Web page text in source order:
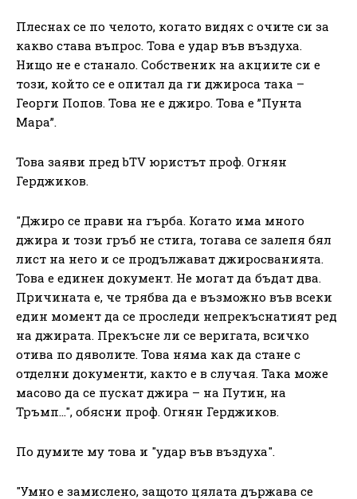
Плеснах се по челото, когато видях с очите си за
какво става въпрос. Това е удар във въздуха.
Нищо не е станало. Собственик на акциите си е
този, който се е опитал да ги джироса така –
Георги Попов. Това не е джиро. Това е ”Пунта
Мара”.
Това заяви пред bTV юристът проф. Огнян
Герджиков.
"Джиро се прави на гърба. Когато има много
джира и този гръб не стига, тогава се залепя бял
лист на него и се продължават джиросванията.
Това е единен документ. Не могат да бъдат два.
Причината е, че трябва да е възможно във всеки
един момент да се проследи непрекъснатият ред
на джирата. Прекъсне ли се веригата, всичко
отива по дяволите. Това няма как да стане с
отделни документи, както е в случая. Така може
масово да се пускат джира – на Путин, на
Тръмп…", обясни проф. Огнян Герджиков.
По думите му това и "удар във въздуха".
"Умно е замислено, защото цялата държава се